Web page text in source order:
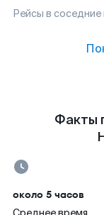
Рейсы в
Факты
около 5 часов